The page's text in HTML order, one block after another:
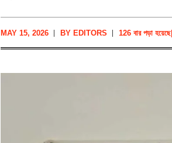
MAY 15, 2026 BY EDITORS |
126 বার পড়া হয়েছে